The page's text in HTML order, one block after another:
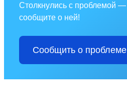
Столкнулись с проблемой —
сообщите о ней!
Сообщить о проблеме